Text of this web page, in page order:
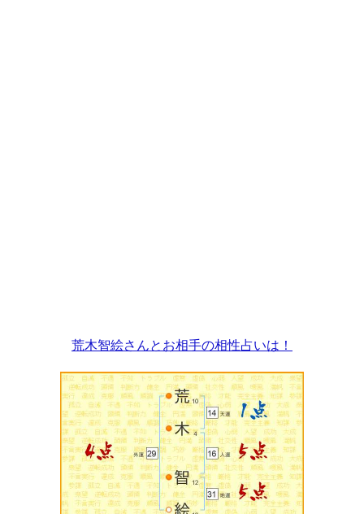
荒木智絵さんとお相手の相性占いは！